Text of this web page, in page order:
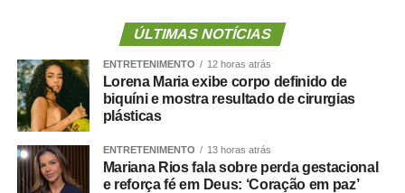
muscular. Além de aumentar o risco de fragilidade,
quedas, diabetes e doenças cardiovasculares, novas
evidências mostram que essa condição também pode
estar associada a maior risco de demência.
O que a ciência mostra :
ÚLTIMAS NOTÍCIAS
ENTRETENIMENTO 12 horas atrás
Lorena Maria exibe corpo definido de
biquíni e mostra resultado de cirurgias
plásticas
ENTRETENIMENTO 13 horas atrás
Mariana Rios fala sobre perda gestacional
e reforça fé em Deus: ‘Coração em paz’